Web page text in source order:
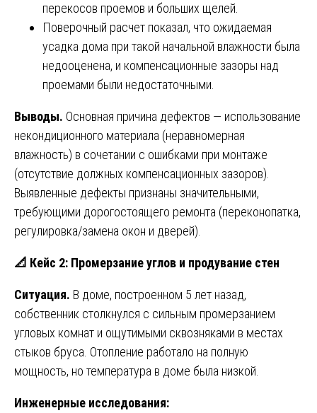
перекосов проемов и больших щелей.
Поверочный расчет показал, что ожидаемая
усадка дома при такой начальной влажности была
недооценена, и компенсационные зазоры над
проемами были недостаточными.
Выводы. Основная причина дефектов — использование
некондиционного материала (неравномерная
влажность) в сочетании с ошибками при монтаже
(отсутствие должных компенсационных зазоров).
Выявленные дефекты признаны значительными,
требующими дорогостоящего ремонта (переконопатка,
регулировка/замена окон и дверей).
📐 Кейс 2: Промерзание углов и продувание стен
Ситуация. В доме, построенном 5 лет назад,
собственник столкнулся с сильным промерзанием
угловых комнат и ощутимыми сквозняками в местах
стыков бруса. Отопление работало на полную
мощность, но температура в доме была низкой.
Инженерные исследования: